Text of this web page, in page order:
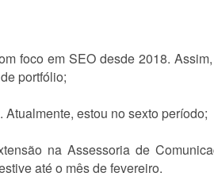
foco em SEO desde 2018.
portfólio;
estou no sexto período;
na Assessoria de
até o mês de fevereiro.